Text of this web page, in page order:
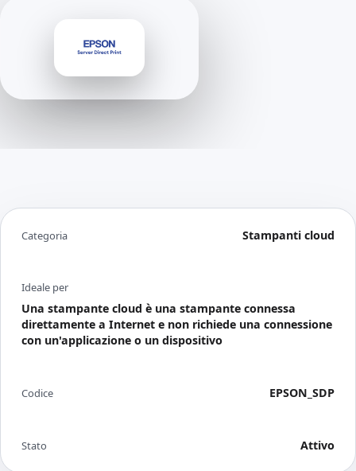
Categoria Stampanti cloud
Ideale per
Una stampante cloud è una stampante connessa
direttamente a Internet e non richiede una connessione
con un'applicazione o un dispositivo
Codice EPSON_SDP
Stato Attivo